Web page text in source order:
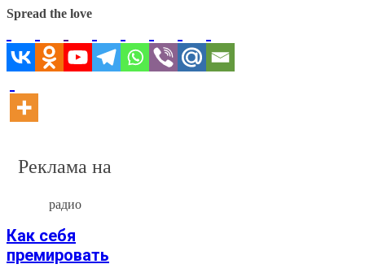
Spread the love
Реклама на
радио
Как себя
премировать